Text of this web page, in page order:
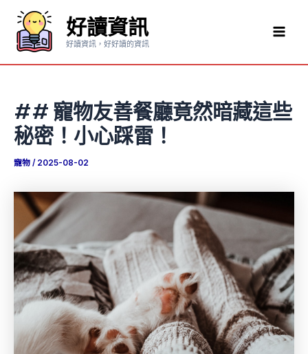
要
好讀資訊
好讀資訊，好好讀的資訊
## 寵物友善餐廳竟然暗藏這些
秘密！小心踩雷！
寵物 / 2025-08-02